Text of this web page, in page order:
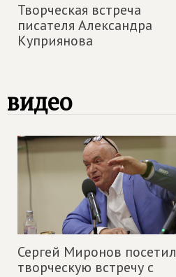
Творческая встреча
писателя Александра
Куприянова
видео
Сергей Миронов посетил
творческую встречу с